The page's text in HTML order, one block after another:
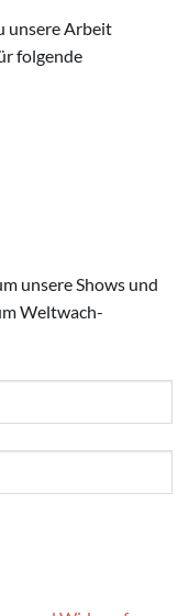
unsere Arbeit
folgende
unsere Shows und
Weltwach-